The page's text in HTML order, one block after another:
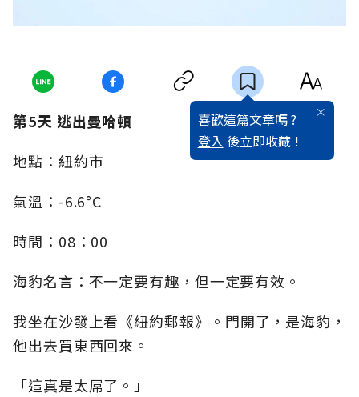
喜歡這篇文章嗎 ?
登入 後立即收藏 !
第5天 逃出曼哈頓
地點：紐約市
氣溫：-6.6°C
時間：08：00
海豹名言：不一定要有趣，但一定要有效。
我坐在沙發上看《紐約郵報》。門開了，是海豹，
他出去買東西回來。
「這真是太屌了。」